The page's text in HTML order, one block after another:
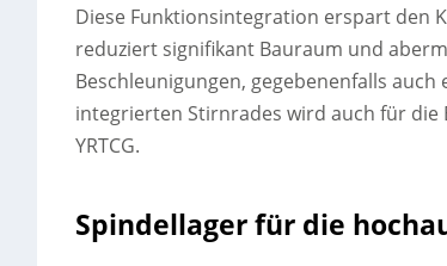
Diese Funktionsintegration erspart den
reduziert signifikant Bauraum und
Beschleunigungen, gegebenenfalls
integrierten Stirnrades wird auch für die
YRTCG.
Spindellager für die